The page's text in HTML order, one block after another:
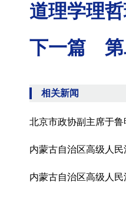
道理学理
下一篇 第
相关新闻
北京市政协副主席于
内蒙古自治区高级人
内蒙古自治区高级人